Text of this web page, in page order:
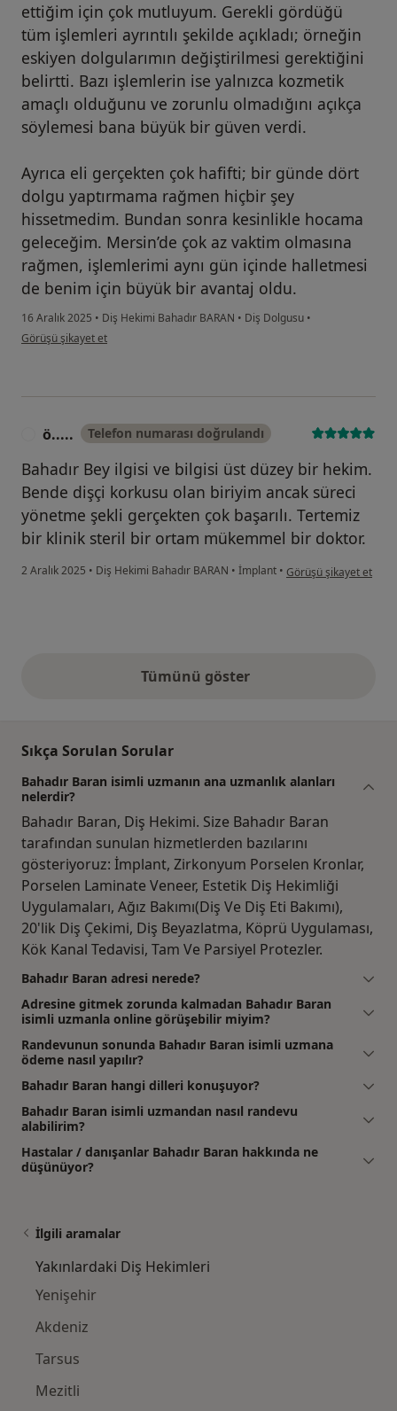
ettiğim için çok mutluyum. Gerekli gördüğü
tüm işlemleri ayrıntılı şekilde açıkladı; örneğin
eskiyen dolgularımın değiştirilmesi gerektiğini
belirtti. Bazı işlemlerin ise yalnızca kozmetik
amaçlı olduğunu ve zorunlu olmadığını açıkça
söylemesi bana büyük bir güven verdi.
Ayrıca eli gerçekten çok hafifti; bir günde dört
dolgu yaptırmama rağmen hiçbir şey
hissetmedim. Bundan sonra kesinlikle hocama
geleceğim. Mersin’de çok az vaktim olmasına
rağmen, işlemlerimi aynı gün içinde halletmesi
de benim için büyük bir avantaj oldu.
16 Aralık 2025 • Diş Hekimi Bahadır BARAN • Diş Dolgusu •
kullanıcının görüşüne göre en...s
Görüşü şikayet et
ö..... Telefon numarası doğrulandı
Bahadır Bey ilgisi ve bilgisi üst düzey bir hekim.
Bende dişçi korkusu olan biriyim ancak süreci
yönetme şekli gerçekten çok başarılı. Tertemiz
bir klinik steril bir ortam mükemmel bir doktor.
2 Aralık 2025 • Diş Hekimi Bahadır BARAN • İmplant • kullanıcının görüşüne
Görüşü şikayet et
Tümünü gösteryukarıdaki görüşler
Sıkça Sorulan Sorular
Bahadır Baran isimli uzmanın ana uzmanlık alanları
nelerdir?
Bahadır Baran, Diş Hekimi. Size Bahadır Baran
tarafından sunulan hizmetlerden bazılarını
gösteriyoruz: İmplant, Zirkonyum Porselen Kronlar,
Porselen Laminate Veneer, Estetik Diş Hekimliği
Uygulamaları, Ağız Bakımı(Diş Ve Diş Eti Bakımı),
20'lik Diş Çekimi, Diş Beyazlatma, Köprü Uygulaması,
Kök Kanal Tedavisi, Tam Ve Parsiyel Protezler.
Bahadır Baran adresi nerede?
Adresine gitmek zorunda kalmadan Bahadır Baran
isimli uzmanla online görüşebilir miyim?
Randevunun sonunda Bahadır Baran isimli uzmana
ödeme nasıl yapılır?
Bahadır Baran hangi dilleri konuşuyor?
Bahadır Baran isimli uzmandan nasıl randevu
alabilirim?
Hastalar / danışanlar Bahadır Baran hakkında ne
düşünüyor?
İlgili aramalar
Yakınlardaki Diş Hekimleri
Yenişehir
Akdeniz
Tarsus
Mezitli